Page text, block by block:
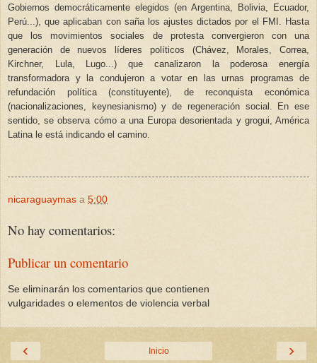
Gobiernos democráticamente elegidos (en Argentina, Bolivia, Ecuador,
Perú...), que aplicaban con saña los ajustes dictados por el FMI. Hasta
que los movimientos sociales de protesta convergieron con una
generación de nuevos líderes políticos (Chávez, Morales, Correa,
Kirchner, Lula, Lugo...) que canalizaron la poderosa energía
transformadora y la condujeron a votar en las urnas programas de
refundación política (constituyente), de reconquista económica
(nacionalizaciones, keynesianismo) y de regeneración social. En ese
sentido, se observa cómo a una Europa desorientada y grogui, América
Latina le está indicando el camino.
nicaraguaymas a 5:00
No hay comentarios:
Publicar un comentario
Se eliminarán los comentarios que contienen
vulgaridades o elementos de violencia verbal
‹ ›
Inicio